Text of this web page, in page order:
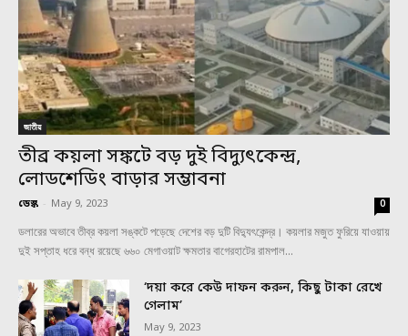
জাতীয়
তীব্র কয়লা সঙ্কটে বড় দুই বিদ্যুৎকেন্দ্র,
লোডশেডিং বাড়ার সম্ভাবনা
ডেস্ক - May 9, 2023 0
ডলারের অভাবে তীব্র কয়লা সঙ্কটে পড়েছে দেশের বড় দুটি বিদ্যুৎকেন্দ্র। কয়লার মজুত ফুরিয়ে যাওয়ায়
দুই সপ্তাহ ধরে বন্ধ রয়েছে ৬৬০ মেগাওয়াট ক্ষমতার বাগেরহাটের রামপাল...
‘দয়া করে কেউ দাফন করুন, কিছু টাকা রেখে
গেলাম’
May 9, 2023